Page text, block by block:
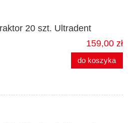
20 szt. Ultradent
159,00 zł
do koszyka